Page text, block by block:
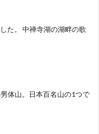
た。 中禅寺湖の湖畔の歌
体山。日本百名山の1つで